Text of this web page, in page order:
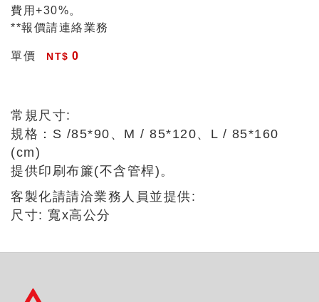
費用+30%。
**報價請連絡業務
單價 0
常規尺寸:
規格：S /85*90、M / 85*120、L / 85*160
(cm)
提供印刷布簾(不含管桿)。
客製化請請洽業務人員並提供:
尺寸: 寬x高公分